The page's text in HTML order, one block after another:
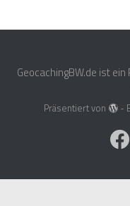
GeocachingBW.de ist
Präsentiert von -